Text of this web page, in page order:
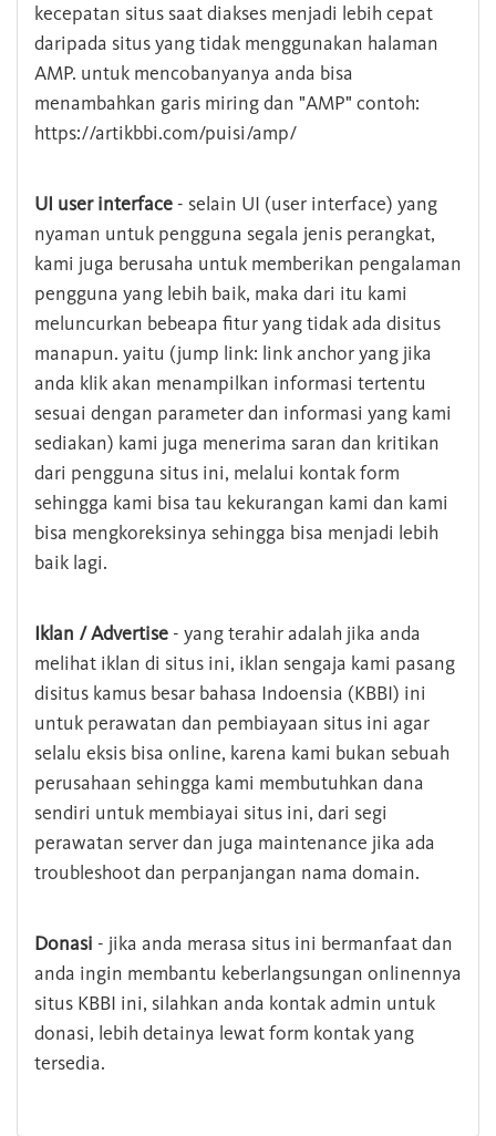
kecepatan situs saat diakses menjadi lebih cepat
daripada situs yang tidak menggunakan halaman
AMP. untuk mencobanyanya anda bisa
menambahkan garis miring dan "AMP" contoh:
https://artikbbi.com/puisi/amp/
UI user interface - selain UI (user interface) yang
nyaman untuk pengguna segala jenis perangkat,
kami juga berusaha untuk memberikan pengalaman
pengguna yang lebih baik, maka dari itu kami
meluncurkan bebeapa fitur yang tidak ada disitus
manapun. yaitu (jump link: link anchor yang jika
anda klik akan menampilkan informasi tertentu
sesuai dengan parameter dan informasi yang kami
sediakan) kami juga menerima saran dan kritikan
dari pengguna situs ini, melalui kontak form
sehingga kami bisa tau kekurangan kami dan kami
bisa mengkoreksinya sehingga bisa menjadi lebih
baik lagi.
Iklan / Advertise - yang terahir adalah jika anda
melihat iklan di situs ini, iklan sengaja kami pasang
disitus kamus besar bahasa Indoensia (KBBI) ini
untuk perawatan dan pembiayaan situs ini agar
selalu eksis bisa online, karena kami bukan sebuah
perusahaan sehingga kami membutuhkan dana
sendiri untuk membiayai situs ini, dari segi
perawatan server dan juga maintenance jika ada
troubleshoot dan perpanjangan nama domain.
Donasi - jika anda merasa situs ini bermanfaat dan
anda ingin membantu keberlangsungan onlinennya
situs KBBI ini, silahkan anda kontak admin untuk
donasi, lebih detainya lewat form kontak yang
tersedia.